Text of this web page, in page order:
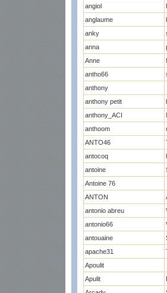
angiol
anglaume
anky
anna
Anne
antho66
anthony
anthony petit
anthony_ACI
anthoom
ANTO46
antocoq
antoine
Antoine 76
ANTON
antonio abreu
antonio66
antouaine
apache31
Apoulit
Apulit